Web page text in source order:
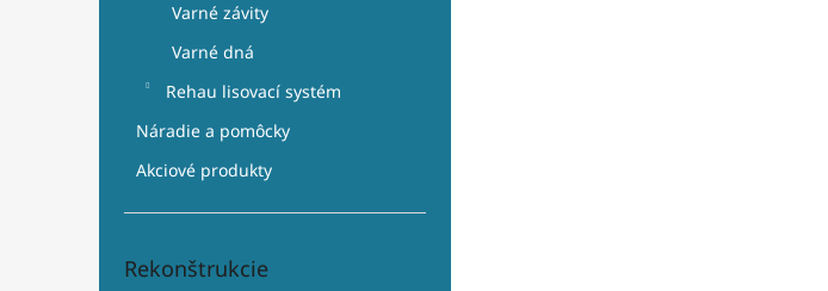
Varné závity
Varné dná
Rehau lisovací systém
Náradie a pomôcky
Akciové produkty
Rekonštrukcie